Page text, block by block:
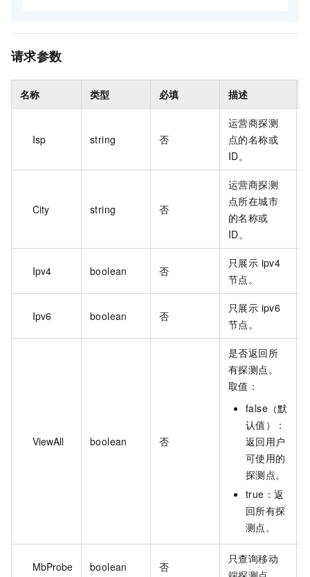
请求参数
名称 类型 必填 描述
Isp string 否
运营商探测
点的名称或
ID。
City string 否
运营商探测
点所在城市
的名称或
ID。
Ipv4 boolean 否
只展示 ipv4
节点。
Ipv6 boolean 否
只展示 ipv6
节点。
ViewAll boolean 否
是否返回所
有探测点。
取值：
false（默
认值）：
返回用户
可使用的
探测点。
true：返
回所有探
测点。
MbProbe boolean 否
只查询移动